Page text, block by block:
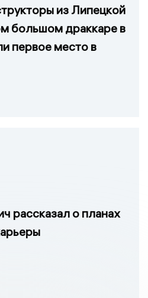
из Липецкой
большом драккаре в
первое место в
рассказал о планах